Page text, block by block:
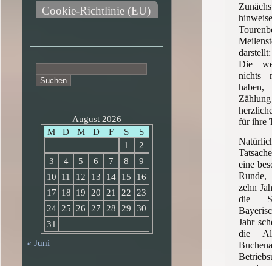
Die
nichts
für ihre
eine
zehn
die
Jahr
die
Cookie-Richtlinie (EU)
nach:
August 2026
M
D M D F S
S
1
2
3
4 5 6 7 8
9
10
11 12 13 14 15
16
17
18 19 20 21 22
23
24 25 26 27 28 29
30
31
« Juni